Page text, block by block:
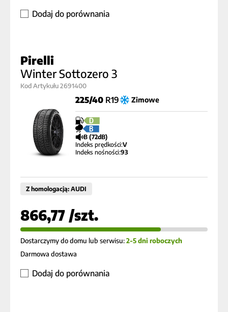
Dodaj do porównania
Pirelli
Winter Sottozero 3
Kod Artykułu 2691400
225/40R19 Zimowe
D
B
B (72dB)
Indeks prędkości:V
Indeks nośności:93
Z homologacją: AUDI
866,77 /szt.
Dostarczymy do domu lub serwisu:2-5 dni roboczych
Darmowa dostawa
Dodaj do porównania